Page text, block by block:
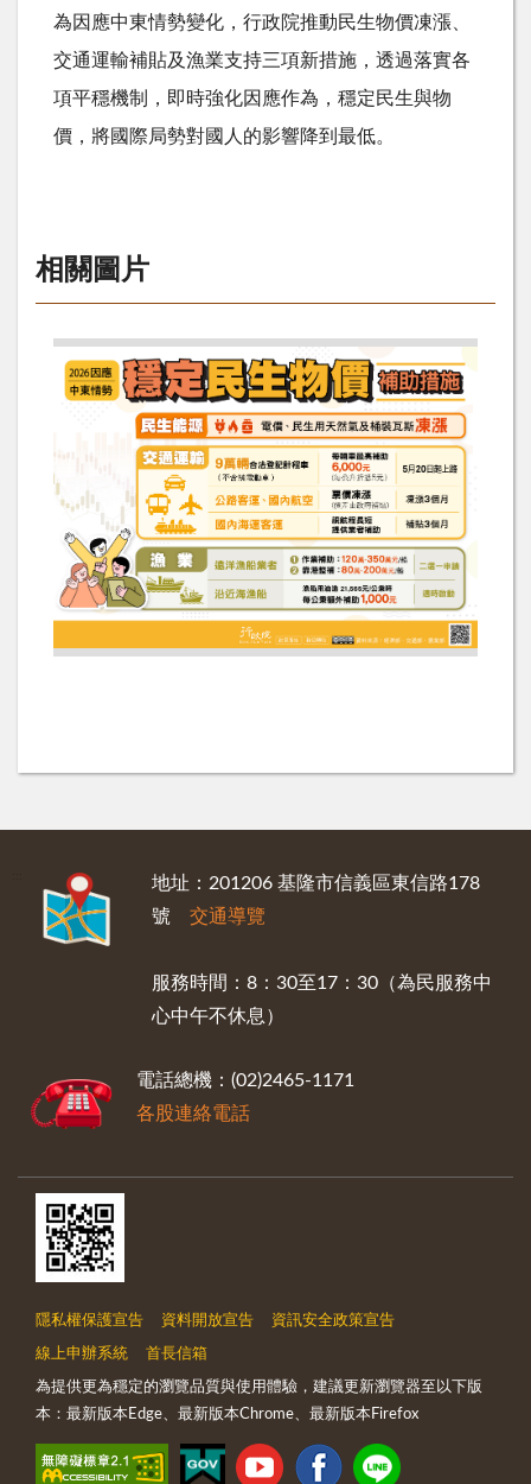
為因應中東情勢變化，行政院推動民生物價凍漲、
交通運輸補貼及漁業支持三項新措施，透過落實各
項平穩機制，即時強化因應作為，穩定民生與物
價，將國際局勢對國人的影響降到最低。
相關圖片
地址：201206 基隆市信義區東信路178
號 交通導覽
服務時間：8：30至17：30（為民服務中
心中午不休息）
電話總機：(02)2465-1171
各股連絡電話
隱私權保護宣告 資料開放宣告 資訊安全政策宣告
線上申辦系統 首長信箱
為提供更為穩定的瀏覽品質與使用體驗，建議更新瀏覽器至以下版
本：最新版本Edge、最新版本Chrome、最新版本Firefox